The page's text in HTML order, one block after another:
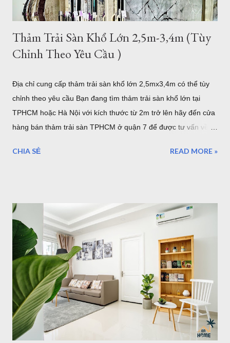
Thảm Trải Sàn Khổ Lớn 2,5m-3,4m (Tùy
Chỉnh Theo Yêu Cầu )
Địa chỉ cung cấp thảm trải sàn khổ lớn 2,5mx3,4m có thể tùy
chỉnh theo yêu cầu Bạn đang tìm thảm trải sàn khổ lớn tại
TPHCM hoặc Hà Nội với kích thước từ 2m trở lên hãy đến cửa
hàng bán thảm trải sàn TPHCM ở quận 7 để được tư vấn về
yêu cầu của bạn. Kho thảm trải sàn khổ lớn quận 7 TPHCM
khổ lớn - Bảo hành - Giao hàng .... Địa chỉ bán thảm lót sàn
khổ lớn tại HCM và Hà Nội Coupons trong tháng của Thảm
Đẹp 1. Giới thiệu về thảm khổ 2,5m - 3,4m 2,6m - 3,6m Là đơn
vị cung cấp thảm trải sàn - thảm trang trí nhà tại Hồ Chí Minh
và Hà Nội, chung tôi luôn phục vụ tối đa nhu cầu của khách
hàng, với nhu cầu trải sàn khổ lớn ơ Việt Nam, chúng tôi đã
nhập về nhiều mẫu thảm kích thước lớn từ 2m, 2,4m 2,5m 2,m
chiều ngang - chiều dài từ 3m - 3,5m. Hoặc b...
CHIA SẺ READ MORE »